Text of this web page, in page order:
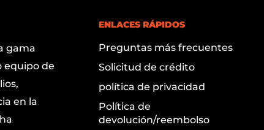
gama
equipo de
en la
ENLACES RÁPIDOS
Preguntas más frecuentes
Solicitud de crédito
política de privacidad
Política de
devolución/reembolso